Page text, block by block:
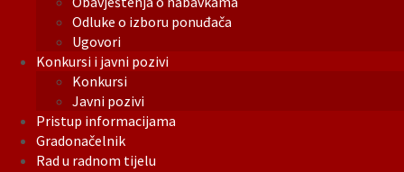
Odluke o izboru ponuđača
Ugovori
Konkursi i javni pozivi
Konkursi
Javni pozivi
Pristup informacijama
Gradonačelnik
Rad u radnom tijelu